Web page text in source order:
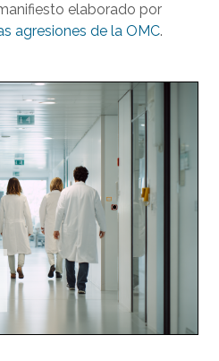
elaborado por
agresiones de la OMC.